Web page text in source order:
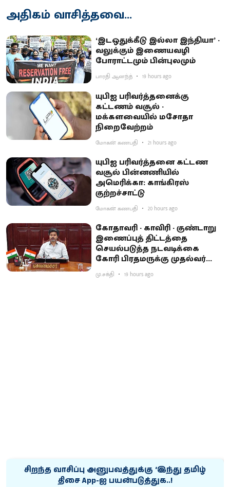
அதிகம் வாசித்தவை...
‘இடஒதுக்கீடு இல்லா இந்தியா’ -
வலுக்கும் இணையவழி
போராட்டமும் பின்புலமும்
பாரதி ஆனந்த் 19 hours ago
யுபிஐ பரிவர்த்தனைக்கு
கட்டணம் வசூல் -
மக்களவையில் மசோதா
நிறைவேற்றம்
மோகன் கணபதி 21 hours ago
யுபிஐ பரிவர்த்தனை கட்டண
வசூல் பின்னணியில்
அமெரிக்கா: காங்கிரஸ்
குற்றச்சாட்டு
மோகன் கணபதி 20 hours ago
கோதாவரி - காவிரி - குண்டாறு
இணைப்புத் திட்டத்தை
செயல்படுத்த நடவடிக்கை
கோரி பிரதமருக்கு முதல்வர்
விஜய் கடிதம்
மு.சக்தி 19 hours ago
சிறந்த வாசிப்பு அனுபவத்துக்கு ‘இந்து தமிழ்
திசை App-ஐ பயன்படுத்துக..!